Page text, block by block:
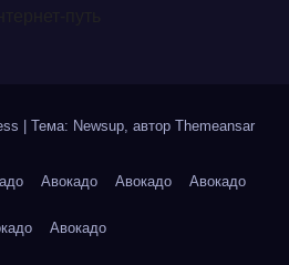
Тема: Newsup, автор Themeansar
Авокадо Авокадо Авокадо
Авокадо